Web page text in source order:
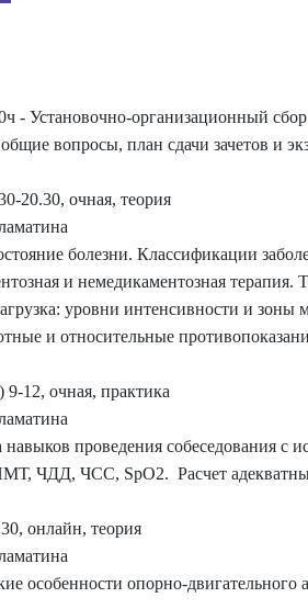
- Установочно-организационный
вопросы, план сдачи зачетов и
20.30, очная, теория
болезни. Классификации
и немедикаментозная терапия.
уровни интенсивности и
и относительные
9-12, очная, практика
навыков проведения собеседования
ЧДД, ЧСС, SpO2. Расчет адекватных
онлайн, теория
особенности опорно-двигательного